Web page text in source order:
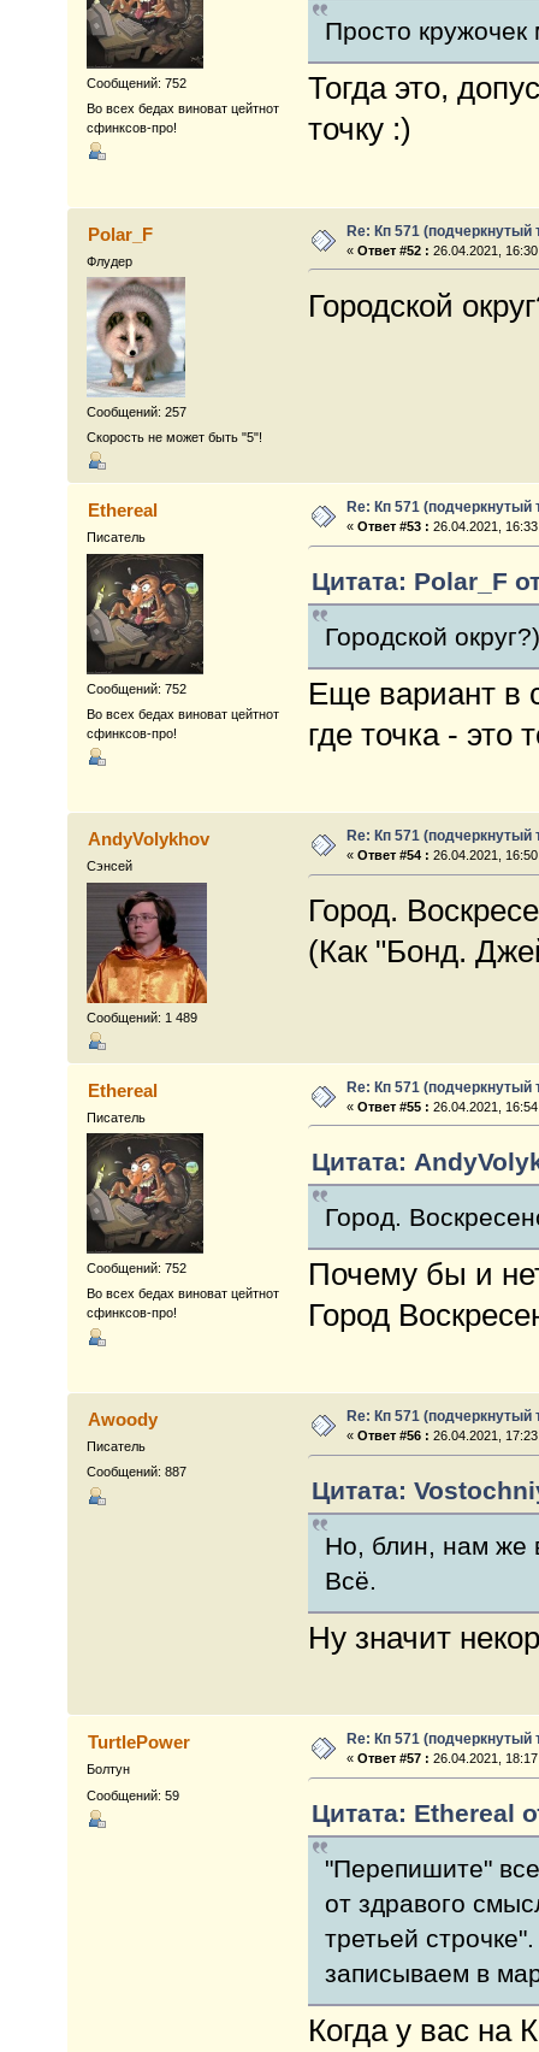
Сообщений: 752
Во всех бедах виноват цейтнот
сфинксов-про!
Просто кружочек
Тогда это,
точку :)
Polar_F
Флудер
Сообщений: 257
Скорость не может быть "5"!
Re: Кп 571 (подчеркнутый
«Ответ #52 : 26.04.2021,
Городской
Ethereal
Писатель
Сообщений: 752
Во всех бедах виноват цейтнот
сфинксов-про!
Re: Кп 571 (подчеркнутый
«Ответ #53 : 26.04.2021,
Цитата: Polar_F
Городской
Еще вариант в
где точка - это
AndyVolykhov
Сэнсей
Сообщений: 1 489
Re: Кп 571 (подчеркнутый
«Ответ #54 : 26.04.2021,
Город.
(Как "Бонд.
Ethereal
Писатель
Сообщений: 752
Во всех бедах виноват цейтнот
сфинксов-про!
Re: Кп 571 (подчеркнутый
«Ответ #55 : 26.04.2021,
Цитата:
Город.
Почему бы и
Город
Awoody
Писатель
Сообщений: 887
Re: Кп 571 (подчеркнутый
«Ответ #56 : 26.04.2021,
Цитата:
Но, блин, нам же
Всё.
Ну значит
TurtlePower
Болтун
Сообщений: 59
Re: Кп 571 (подчеркнутый
«Ответ #57 : 26.04.2021,
Цитата: Ethereal
"Перепишите"
от здравого
третьей
записываем в
Когда у вас на